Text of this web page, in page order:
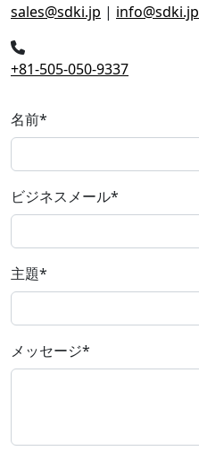
sales@sdki.jp | info@sdki.jp
+81-505-050-9337
名前*
ビジネスメール*
主題*
メッセージ*